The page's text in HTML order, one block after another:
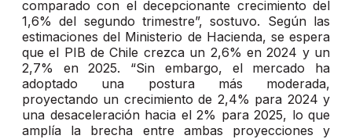
comparado con el decepcionante crecimiento del
1,6% del segundo trimestre”, sostuvo. Según las
estimaciones del Ministerio de Hacienda, se espera
que el PIB de Chile crezca un 2,6% en 2024 y un
2,7% en 2025. “Sin embargo, el mercado ha
adoptado una postura más moderada,
proyectando un crecimiento de 2,4% para 2024 y
una desaceleración hacia el 2% para 2025, lo que
amplía la brecha entre ambas proyecciones y